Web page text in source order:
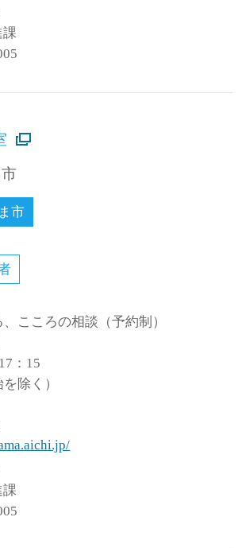
課
市
こころの相談（予約制）
：15
除く）
課